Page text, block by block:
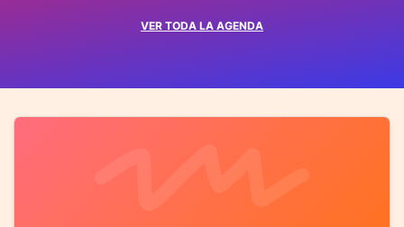
VER TODA LA AGENDA